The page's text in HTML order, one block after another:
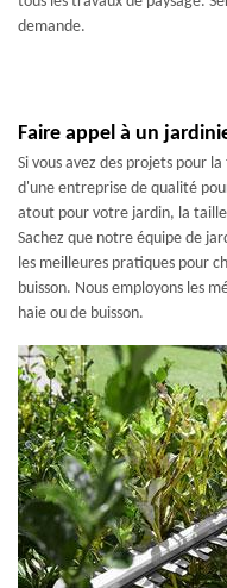
demande.
Faire appel à un
Si vous avez des projets pour
d'une entreprise de qualité
atout pour votre jardin, la
Sachez que notre équipe de
les meilleures pratiques pour
buisson. Nous employons les
haie ou de buisson.